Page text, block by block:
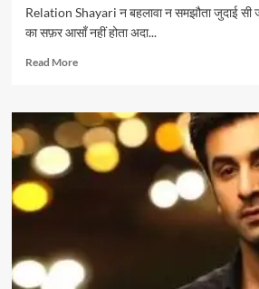
Relation Shayari न बहलावा न समझौता जुदाई सी
का सफ़र आसाँ नहीं होता अदा...
Read MoreRead
समझौते
पर
शायरी